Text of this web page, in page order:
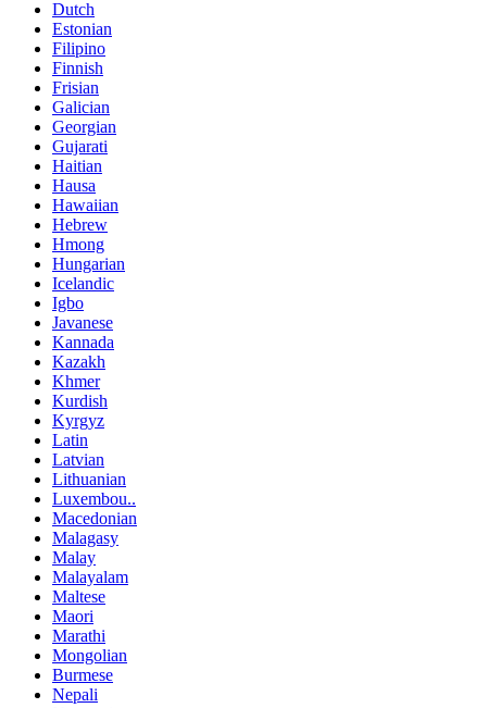
Dutch
Estonian
Filipino
Finnish
Frisian
Galician
Georgian
Gujarati
Haitian
Hausa
Hawaiian
Hebrew
Hmong
Hungarian
Icelandic
Igbo
Javanese
Kannada
Kazakh
Khmer
Kurdish
Kyrgyz
Latin
Latvian
Lithuanian
Luxembou..
Macedonian
Malagasy
Malay
Malayalam
Maltese
Maori
Marathi
Mongolian
Burmese
Nepali